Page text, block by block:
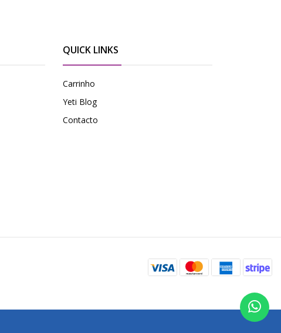
QUICK LINKS
Carrinho
Yeti Blog
Contacto